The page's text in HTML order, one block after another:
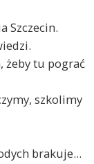
Szczecin.
żeby tu pograć
szkolimy
brakuje...